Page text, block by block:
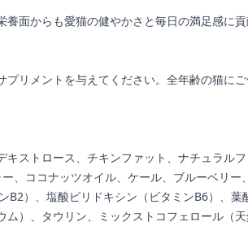
面からも愛猫の健やかさと毎日の満足感に貢
リメントを与えてください。全年齢の猫にご
ストロース、チキンファット、ナチュラル
、ココナッツオイル、ケール、ブルーベリ
B2）、塩酸ピリドキシン（ビタミンB6）、
）、タウリン、ミックストコフェロール（天